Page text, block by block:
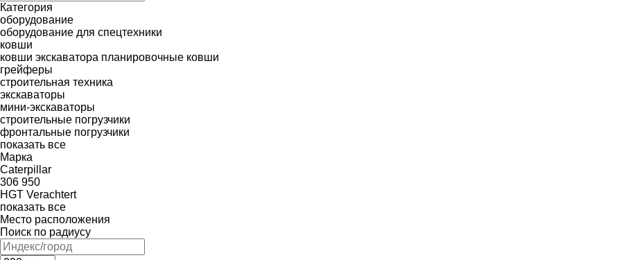
Категория
оборудование
оборудование для спецтехники
ковши
ковши экскаватора планировочные ковши
грейферы
строительная техника
экскаваторы
мини-экскаваторы
строительные погрузчики
фронтальные погрузчики
показать все
Марка
Caterpillar
306 950
HGT Verachtert
показать все
Место расположения
Поиск по радиусу